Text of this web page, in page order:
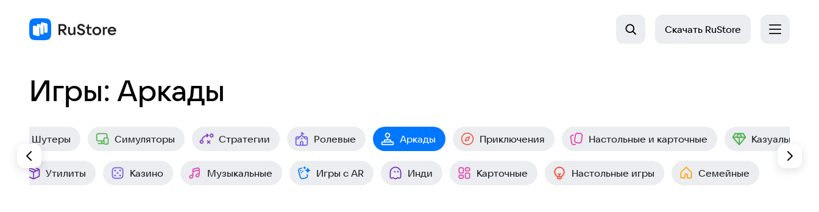
Скачать RuStore
Игры: Аркады
Шутеры Симуляторы Стратегии Ролевые Аркады Приключения Настольные и карточные Казуальные
Утилиты Казино Музыкальные Игры с AR Инди Карточные Настольные игры Семейные